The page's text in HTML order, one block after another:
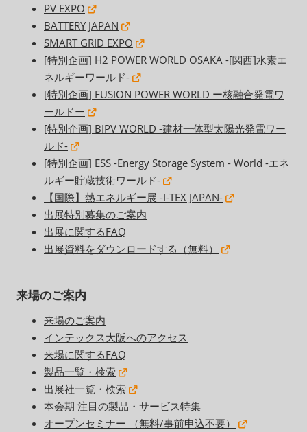
PV EXPO
BATTERY JAPAN
SMART GRID EXPO
[特別企画] H2 POWER WORLD OSAKA -[関西]水素エ
ネルギーワールド-
[特別企画] FUSION POWER WORLD ー核融合発電ワ
ールドー
[特別企画] BIPV WORLD -建材一体型太陽光発電ワー
ルド-
[特別企画] ESS -Energy Storage System - World -エネ
ルギー貯蔵技術ワールド-
【国際】熱エネルギー展 -I-TEX JAPAN-
出展特別募集のご案内
出展に関するFAQ
出展資料をダウンロードする（無料）
来場のご案内
来場のご案内
インテックス大阪へのアクセス
来場に関するFAQ
製品一覧・検索
出展社一覧・検索
本会期 注目の製品・サービス特集
オープンセミナー （無料/事前申込不要）